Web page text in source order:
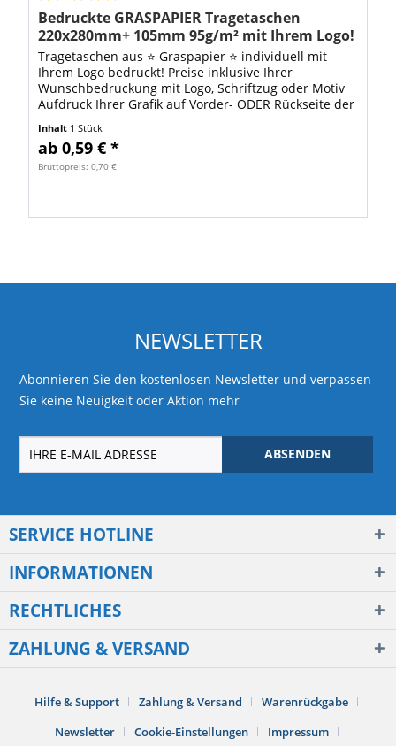
Bedruckte GRASPAPIER Tragetaschen
220x280mm+ 105mm 95g/m² mit Ihrem Logo!
Tragetaschen aus ⭐ Graspapier ⭐ individuell mit
Ihrem Logo bedruckt! Preise inklusive Ihrer
Wunschbedruckung mit Logo, Schriftzug oder Motiv
Aufdruck Ihrer Grafik auf Vorder- ODER Rückseite der
Inhalt 1 Stück
ab 0,59 € *
Bruttopreis: 0,70 €
NEWSLETTER
Abonnieren Sie den kostenlosen Newsletter und verpassen
Sie keine Neuigkeit oder Aktion mehr
ABSENDEN
SERVICE HOTLINE
INFORMATIONEN
RECHTLICHES
ZAHLUNG & VERSAND
Hilfe & Support Zahlung & Versand
Warenrückgabe
Newsletter
Cookie-Einstellungen Impressum